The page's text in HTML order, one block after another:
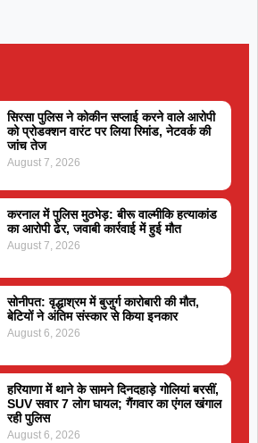
सिरसा पुलिस ने कोकीन सप्लाई करने वाले आरोपी
को प्रोडक्शन वारंट पर लिया रिमांड, नेटवर्क की
जांच तेज
August 7, 2026
करनाल में पुलिस मुठभेड़: बीरू वाल्मीकि हत्याकांड
का आरोपी ढेर, जवाबी कार्रवाई में हुई मौत
August 7, 2026
सोनीपत: वृद्धाश्रम में बुजुर्ग कारोबारी की मौत,
बेटियों ने अंतिम संस्कार से किया इनकार
August 6, 2026
हरियाणा में थाने के सामने दिनदहाड़े गोलियां बरसीं,
SUV सवार 7 लोग घायल; गैंगवार का एंगल खंगाल
रही पुलिस
August 6, 2026